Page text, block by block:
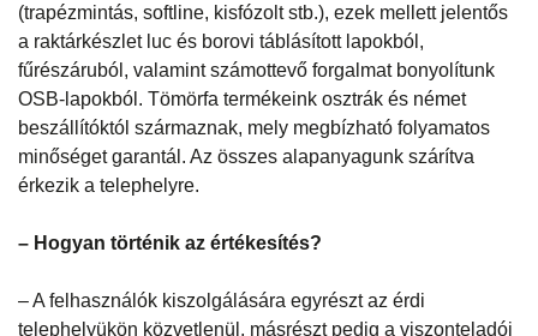
(trapézmintás, softline, kisfózolt stb.), ezek mellett jelentős
a raktárkészlet luc és borovi táblásított lapokból,
fűrészáruból, valamint számottevő forgalmat bonyolítunk
OSB-lapokból. Tömörfa termékeink osztrák és német
beszállítóktól származnak, mely megbízható folyamatos
minőséget garantál. Az összes alapanyagunk szárítva
érkezik a telephelyre.
– Hogyan történik az értékesítés?
– A felhasználók kiszolgálására egyrészt az érdi
telephelyükön közvetlenül, másrészt pedig a viszonteladói